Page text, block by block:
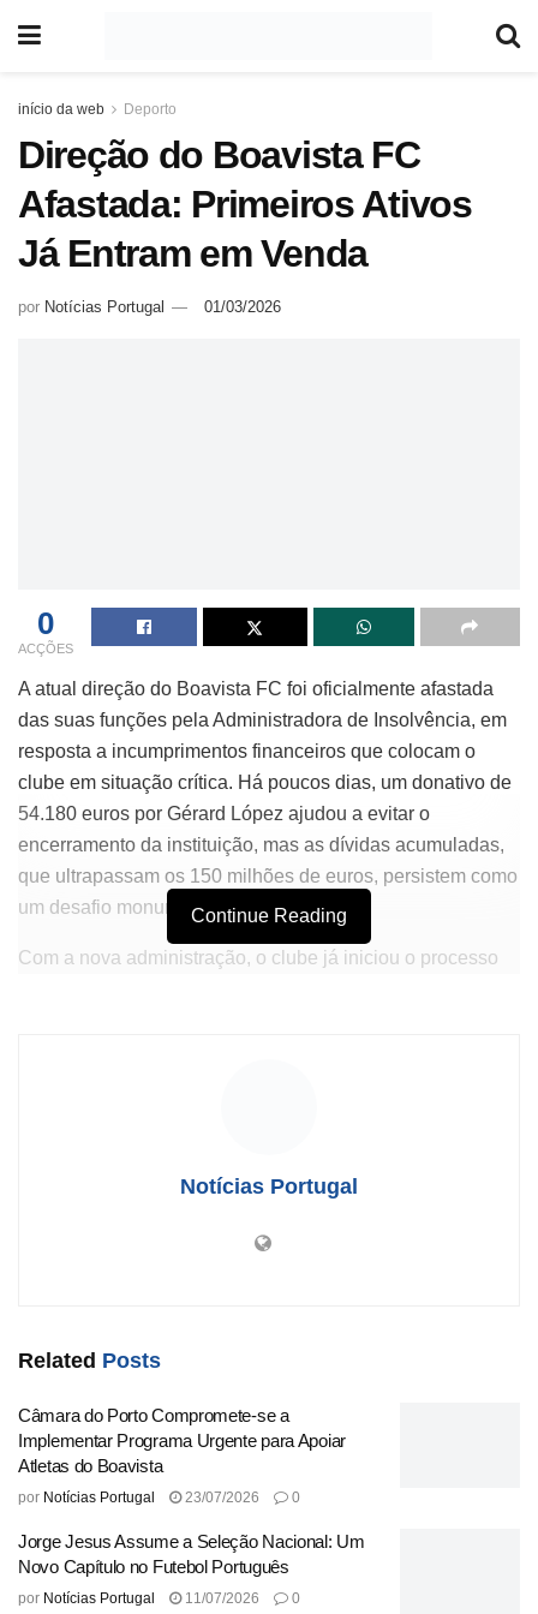
início da web Deporto
Direção do Boavista FC
Afastada: Primeiros Ativos
Já Entram em Venda
por Notícias Portugal 01/03/2026
0
ACÇÕES
A atual direção do Boavista FC foi oficialmente afastada
das suas funções pela Administradora de Insolvência, em
resposta a incumprimentos financeiros que colocam o
clube em situação crítica. Há poucos dias, um donativo de
54.180 euros por Gérard López ajudou a evitar o
encerramento da instituição, mas as dívidas acumuladas,
que ultrapassam os 150 milhões de euros, persistem como
um desafio monumental.
Com a nova administração, o clube já iniciou o processo
futuro, enquanto a direção anterior se vê agora numa
Especialistas no setor alertam para a necessidade de um
competitivo na Primeira Liga.
Origem:JPN Universidade do Porto
Continue Reading
Tags: afastada
Primeiros Venda
Notícias Portugal
Related Posts
Câmara do Porto Compromete-se a
Implementar Programa Urgente para Apoiar
Atletas do Boavista
por Notícias Portugal 23/07/2026 0
Jorge Jesus Assume a Seleção Nacional: Um
Novo Capítulo no Futebol Português
por Notícias Portugal 11/07/2026 0